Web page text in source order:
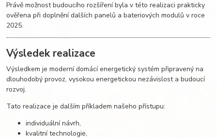
Právě možnost budoucího rozšíření byla v této realizaci prakticky
ověřena při doplnění dalších panelů a bateriových modulů v roce
2025.
Výsledek realizace
Výsledkem je moderní domácí energetický systém připravený na
dlouhodobý provoz, vysokou energetickou nezávislost a budoucí
rozvoj.
Tato realizace je dalším příkladem našeho přístupu:
individuální návrh,
kvalitní technologie,